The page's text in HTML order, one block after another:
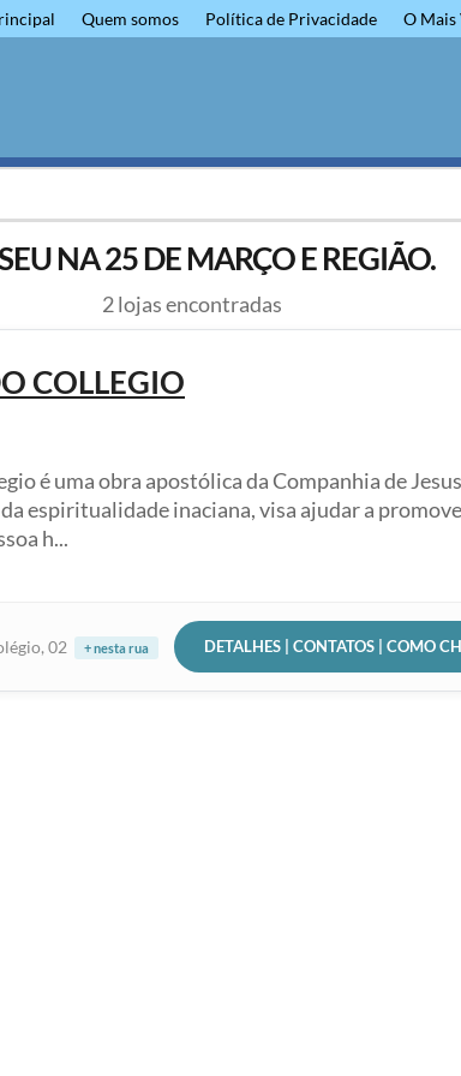
Quem somos Política de Privacidade O Mais
NA 25 DE MARÇO E REGIÃO.
2 lojas encontradas
COLLEGIO
é uma obra apostólica da Companhia de
espiritualidade inaciana, visa ajudar a
h...
02 + nesta rua DETALHES | CONTATOS | COMO